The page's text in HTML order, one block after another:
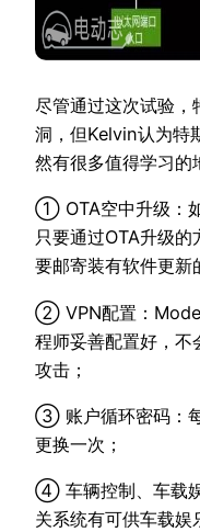
尽管通过这次试验
洞，但Kelvin认为特
然有很多值得学习的
① OTA空中升级：
只要通过OTA升级
要邮寄装有软件更新
② VPN配置：Model
程师妥善配置好，不
攻击；
③ 账户循环密码：
更换一次；
④ 车辆控制、车载
关系统有可供车载娱